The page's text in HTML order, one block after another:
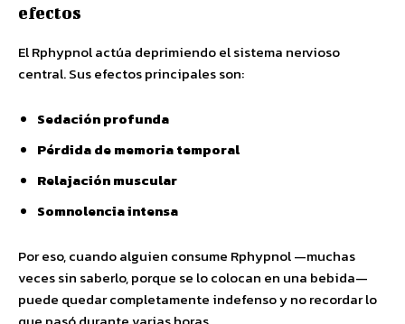
efectos
El Rphypnol actúa deprimiendo el sistema nervioso
central. Sus efectos principales son:
Sedación profunda
Pérdida de memoria temporal
Relajación muscular
Somnolencia intensa
Por eso, cuando alguien consume Rphypnol —muchas
veces sin saberlo, porque se lo colocan en una bebida—
puede quedar completamente indefenso y no recordar lo